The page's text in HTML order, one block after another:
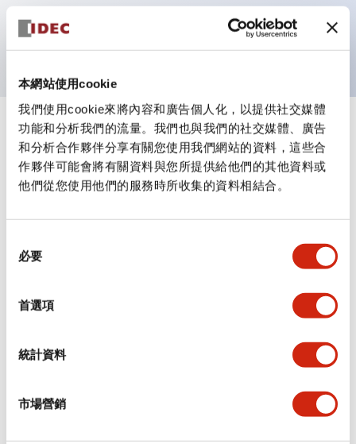
本網站使用cookie
我們使用cookie來將內容和廣告個人化，以提供社交媒體
功能和分析我們的流量。我們也與我們的社交媒體、廣告
和分析合作夥伴分享有關您使用我們網站的資料，這些合
作夥伴可能會將有關資料與您所提供給他們的其他資料或
他們從您使用他們的服務時所收集的資料相結合。
必要
首選項
統計資料
市場營銷
附鎖選擇開關採用高安全性的彈子鎖結構
防護結構為IP65（IEC60529）
規格 顯示全部
審美規範
環境規範
功能規格